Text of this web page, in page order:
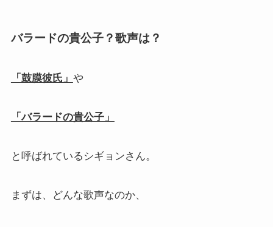
バラードの貴公子？歌声は？
「鼓膜彼氏」 や
「バラードの貴公子」
と呼ばれているシギョンさん。
まずは、どんな歌声なのか、